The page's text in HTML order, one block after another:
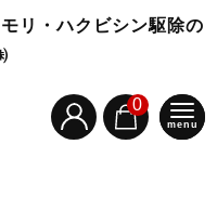
リ・ハクビシン駆除の
0
menu